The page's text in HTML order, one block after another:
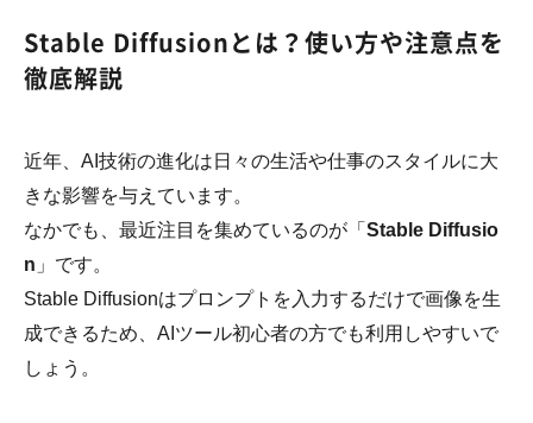
Stable Diffusionとは？使い方や注意点を
徹底解説
近年、AI技術の進化は日々の生活や仕事のスタイルに大
きな影響を与えています。
なかでも、最近注目を集めているのが「 Stable Diffusio
n 」です。
Stable Diffusionはプロンプトを入力するだけで画像を生
成できるため、AIツール初心者の方でも利用しやすいで
しょう。